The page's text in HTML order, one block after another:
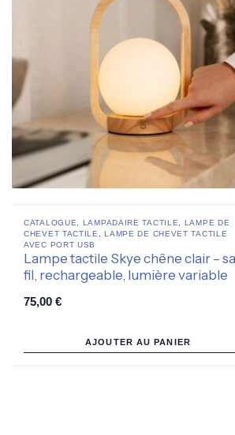
CATALOGUE LAMPADAIRE TACTILE
LAMPE DE
CHEVET TACTILE
,LAMPE DE CHEVET TACTILE
AVEC PORT USB
Lampe tactile Skye chêne clair –
fil, rechargeable, lumière variable
75,00 €
AJOUTER AU PANIER